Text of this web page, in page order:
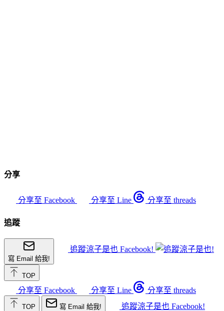
分享
分享至 Facebook 分享至 Line 分享至 threads
追蹤
寫 Email 給我!
追蹤涼子是也 Facebook!
TOP
分享至 Facebook 分享至 Line 分享至 threads
TOP 寫 Email 給我! 追蹤涼子是也 Facebook!